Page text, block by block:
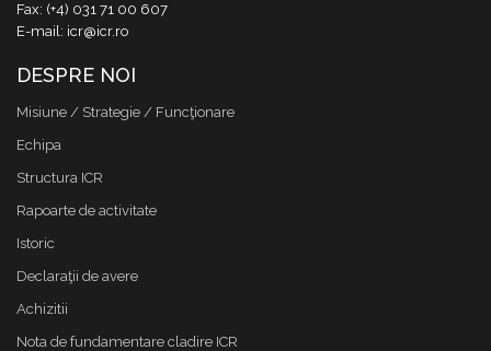
Fax: (+4) 031 71 00 607
E-mail: icr@icr.ro
DESPRE NOI
Misiune / Strategie / Funcţionare
Echipa
Structura ICR
Rapoarte de activitate
Istoric
Declaraţii de avere
Achizitii
Nota de fundamentare cladire ICR